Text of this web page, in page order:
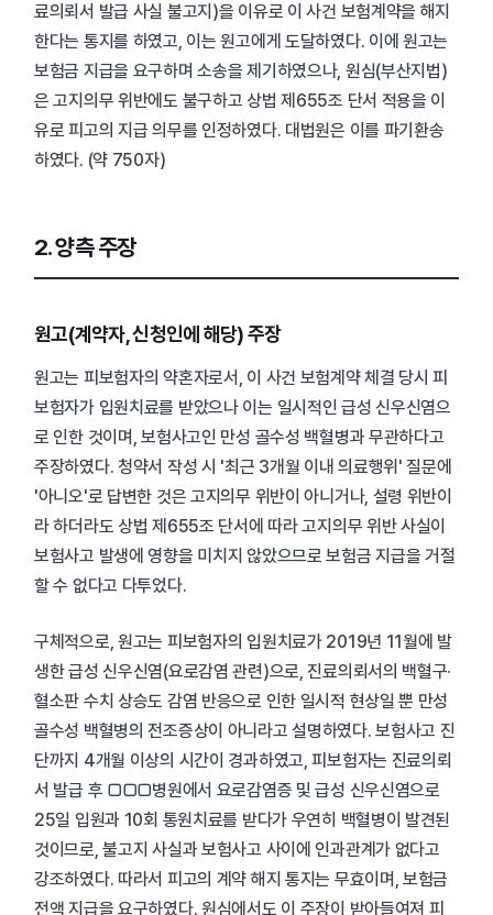
료의뢰서 발급 사실 불고지)을 이유로 이 사건 보험계약을 해지
한다는 통지를 하였고, 이는 원고에게 도달하였다. 이에 원고는
보험금 지급을 요구하며 소송을 제기하였으나, 원심(부산지법)
은 고지의무 위반에도 불구하고 상법 제655조 단서 적용을 이
유로 피고의 지급 의무를 인정하였다. 대법원은 이를 파기환송
하였다. (약 750자)
2. 양측 주장
원고(계약자, 신청인에 해당) 주장
원고는 피보험자의 약혼자로서, 이 사건 보험계약 체결 당시 피
보험자가 입원치료를 받았으나 이는 일시적인 급성 신우신염으
로 인한 것이며, 보험사고인 만성 골수성 백혈병과 무관하다고
주장하였다. 청약서 작성 시 '최근 3개월 이내 의료행위' 질문에
'아니오'로 답변한 것은 고지의무 위반이 아니거나, 설령 위반이
라 하더라도 상법 제655조 단서에 따라 고지의무 위반 사실이
보험사고 발생에 영향을 미치지 않았으므로 보험금 지급을 거절
할 수 없다고 다투었다.
구체적으로, 원고는 피보험자의 입원치료가 2019년 11월에 발
생한 급성 신우신염(요로감염 관련)으로, 진료의뢰서의 백혈구·
혈소판 수치 상승도 감염 반응으로 인한 일시적 현상일 뿐 만성
골수성 백혈병의 전조증상이 아니라고 설명하였다. 보험사고 진
단까지 4개월 이상의 시간이 경과하였고, 피보험자는 진료의뢰
서 발급 후 □□□병원에서 요로감염증 및 급성 신우신염으로
25일 입원과 10회 통원치료를 받다가 우연히 백혈병이 발견된
것이므로, 불고지 사실과 보험사고 사이에 인과관계가 없다고
강조하였다. 따라서 피고의 계약 해지 통지는 무효이며, 보험금
전액 지급을 요구하였다. 원심에서도 이 주장이 받아들여져 피